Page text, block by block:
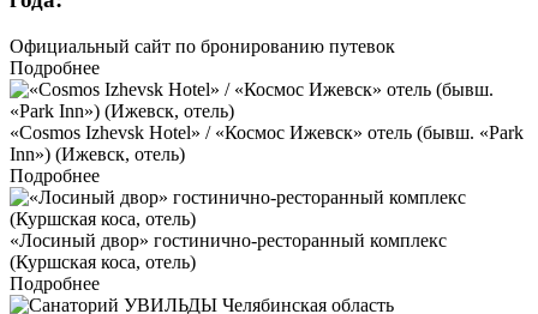
Официальный сайт по бронированию путевок
Подробнее
«Cosmos Izhevsk Hotel» / «Космос Ижевск» отель (бывш. «Park
Inn») (Ижевск, отель)
Подробнее
«Лосиный двор» гостинично-ресторанный комплекс
(Куршская коса, отель)
Подробнее